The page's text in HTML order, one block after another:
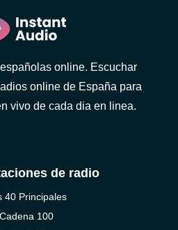
online. Escuchar
online de España para
vivo de cada dia en linea.
de radio
40 Principales
Cadena 100